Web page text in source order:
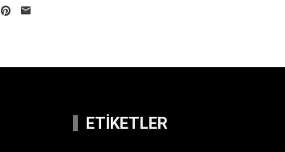
ETIKETLER